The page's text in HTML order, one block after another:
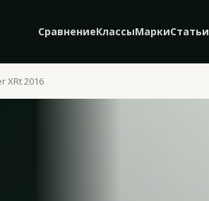
СравнениеКлассыМаркиСтатьи
XRt 2016